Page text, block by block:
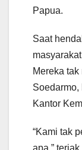
Papua.
Saat
Mereka
Kantor
“Kami tak
apa,”